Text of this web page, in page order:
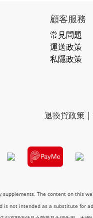
顧客服務
常見問題
運送政策
私隱政策
退換貨政策 |
The content on this
not intended as a substitute for